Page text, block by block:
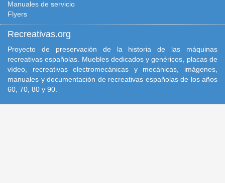
Manuales de servicio
Flyers
Recreativas.org
Proyecto de preservación de la historia de las máquinas
recreativas españolas. Muebles dedicados y genéricos, placas de
vídeo, recreativas electromecánicas y mecánicas, imágenes,
manuales y documentación de recreativas españolas de los años
60, 70, 80 y 90.